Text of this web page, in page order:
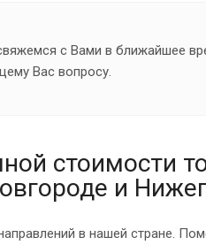
с Вами в ближайшее
Вас вопросу.
стоимости
и
в нашей стране.